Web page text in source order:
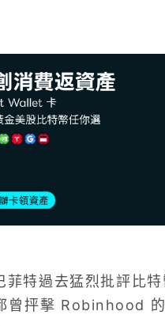
菲特過去猛烈批評比
曾抨擊 Robinhood